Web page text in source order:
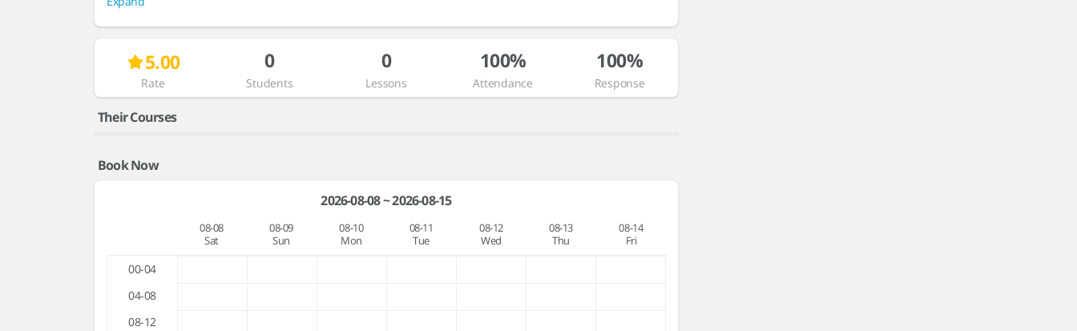
我等不及要和你一起上课了！
5.00
Rate
0
Students
0
Lessons
100%
Attendance
100%
Response
Their Courses
Book Now
2026-08-08 ~ 2026-08-15
08-08
Sat
08-09
Sun
08-10
Mon
08-11
Tue
08-12
Wed
08-13
Thu
08-14
Fri
00-04
04-08
08-12